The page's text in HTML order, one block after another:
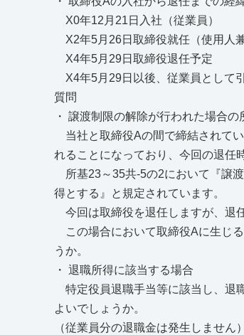
X0年12月21日入社（従業員）
X2年5月26日取締役就任（使用人兼
X4年5月29日取締役退任予定
X4年5月29日以後、従業員として
質問
・ 譲渡制限の解除が行われた場合
当社と取締役Aの間で締結されて
れることになっており、今回の退任
所基23～35共-5の2において『譲
得とする』と規定されています。
今回は取締役を退任しますが、退
この場合において取締役Aに生じ
うか。
・ 退職所得に該当する場合
特定役員退職手当等に該当し、退
よいでしょうか。
（従業員分の退職金は発生しません）